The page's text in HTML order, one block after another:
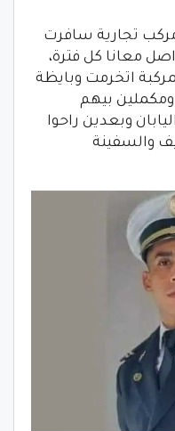
تجارية سافرت
بيتواصل معانا كل فترة،
اتخرمت وبايظة
بيهم
وبعدين راحوا
والسفينة